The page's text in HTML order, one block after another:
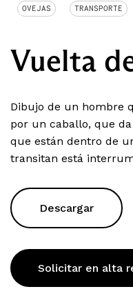
OVEJAS TRANSPORTE
Vuelta
Dibujo de un hombre
por un caballo, que
que están dentro de
transitan está
Descargar
Solicitar en alta